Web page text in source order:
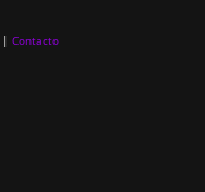
| Contacto